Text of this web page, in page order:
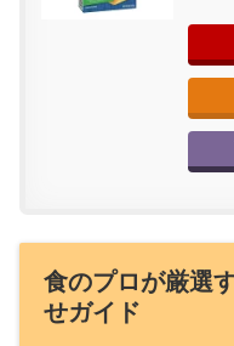
食のプロが厳選
せガイド